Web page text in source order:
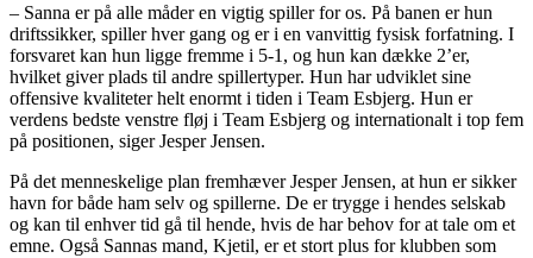
– Sanna er på alle måder en vigtig spiller for os. På banen er hun
driftssikker, spiller hver gang og er i en vanvittig fysisk forfatning. I
forsvaret kan hun ligge fremme i 5-1, og hun kan dække 2’er,
hvilket giver plads til andre spillertyper. Hun har udviklet sine
offensive kvaliteter helt enormt i tiden i Team Esbjerg. Hun er
verdens bedste venstre fløj i Team Esbjerg og internationalt i top fem
på positionen, siger Jesper Jensen.
På det menneskelige plan fremhæver Jesper Jensen, at hun er sikker
havn for både ham selv og spillerne. De er trygge i hendes selskab
og kan til enhver tid gå til hende, hvis de har behov for at tale om et
emne. Også Sannas mand, Kjetil, er et stort plus for klubben som